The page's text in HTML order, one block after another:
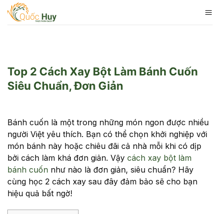
Skip
Top 2 Cách Xay Bột Làm Bánh Cuốn
Siêu Chuẩn, Đơn Giản
Bánh cuốn là một trong những món ngon được nhiều
người Việt yêu thích. Bạn có thể chọn khởi nghiệp với
món bánh này hoặc chiêu đãi cả nhà mỗi khi có dịp
bởi cách làm khá đơn giản. Vậy cách xay bột làm
bánh cuốn như nào là đơn giản, siêu chuẩn? Hãy
cùng học 2 cách xay sau đây đảm bảo sẽ cho bạn
hiệu quả bất ngờ!